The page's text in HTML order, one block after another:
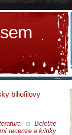
biliofilovy
Beletrie
recenze a kritiky